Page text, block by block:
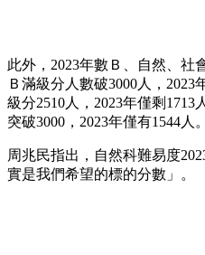
此外，2023年數Ｂ、自然、社
Ｂ滿級分人數破3000人，2023
級分2510人，2023年僅剩
突破3000，2023年僅有1544人。
周兆民指出，自然科難易度
實是我們希望的標的分數」。